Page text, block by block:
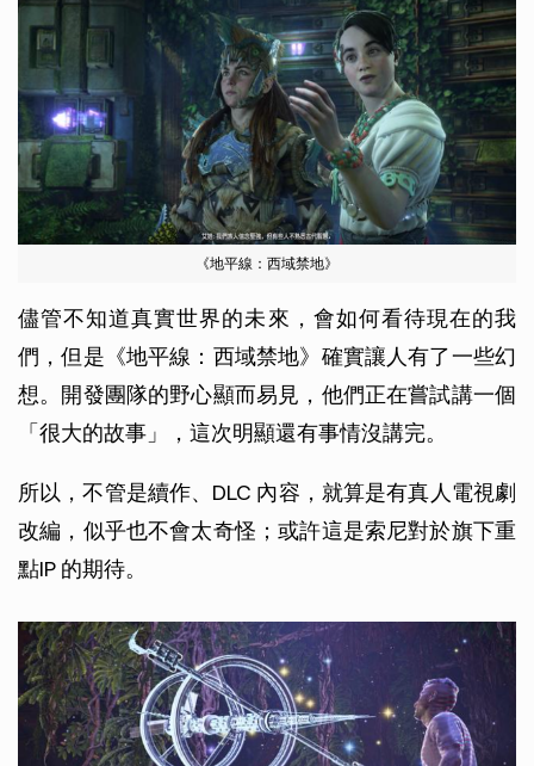
《地平線：西域禁地》
儘管不知道真實世界的未來，會如何看待現在的我
們，但是《地平線：西域禁地》確實讓人有了一些幻
想。開發團隊的野心顯而易見，他們正在嘗試講一個
「很大的故事」，這次明顯還有事情沒講完。
所以，不管是續作、DLC 內容，就算是有真人電視劇
改編，似乎也不會太奇怪；或許這是索尼對於旗下重
點IP 的期待。